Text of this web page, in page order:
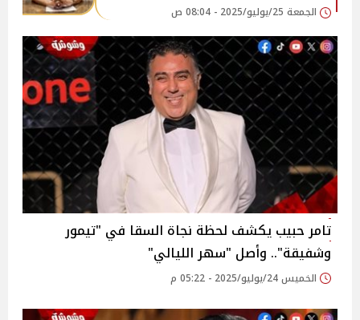
الجمعة 25/يوليو/2025 - 08:04 ص
تامر حبيب يكشف لحظة نجاة السقا في "تيمور
وشفيقة".. وأصل "سهر الليالي"‎
الخميس 24/يوليو/2025 - 05:22 م